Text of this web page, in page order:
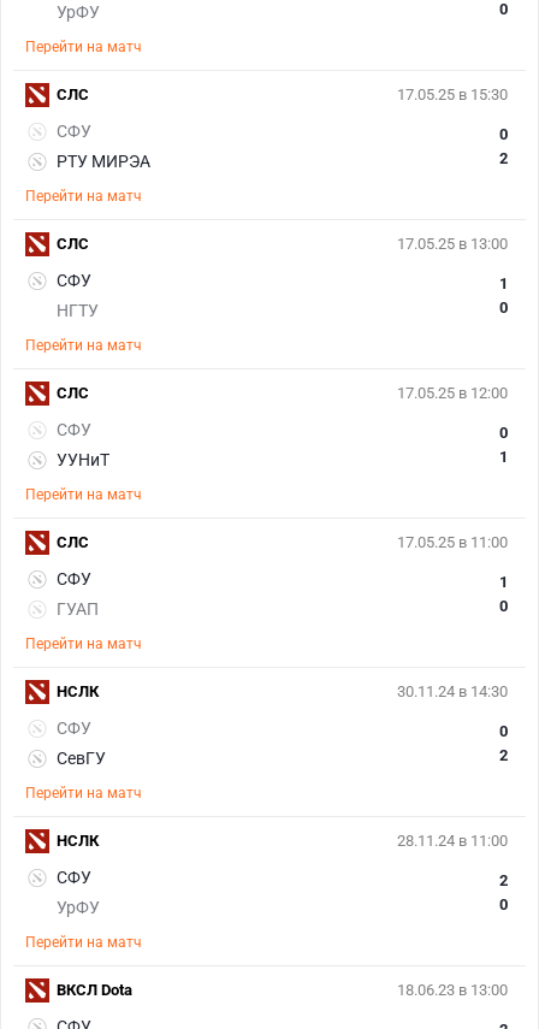
УрФУ
0
Перейти на матч
17.05.25 в 15:30
СФУ
РТУ МИРЭА
0
2
Перейти на матч
СЛС
17.05.25 в 13:00
СФУ
НГТУ
1
0
Перейти на матч
СЛС
17.05.25 в 12:00
СФУ
УУНиТ
0
1
Перейти на матч
СЛС
17.05.25 в 11:00
СФУ
ГУАП
1
0
Перейти на матч
СЛС
30.11.24 в 14:30
СФУ
СевГУ
0
2
Перейти на матч
НСЛК
28.11.24 в 11:00
СФУ
УрФУ
2
0
Перейти на матч
НСЛК
18.06.23 в 13:00
ВКСЛ Dota